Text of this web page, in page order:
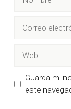
Guarda mi
este